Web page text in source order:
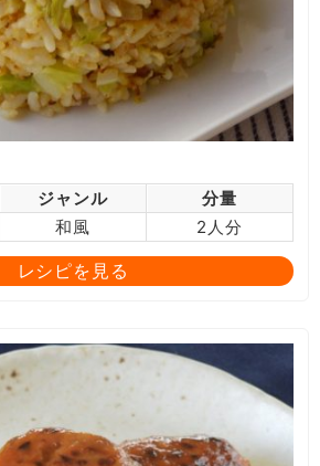
ジャンル
分量
和風 2人分
レシピを見る